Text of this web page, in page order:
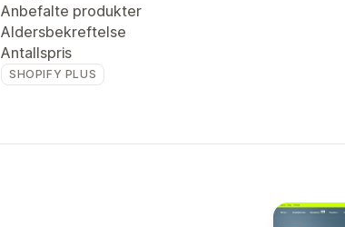
Anbefalte produkter
Aldersbekreftelse
Antallspris
SHOPIFY PLUS